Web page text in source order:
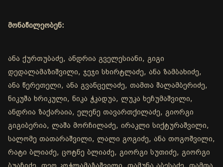
მონაწილეობენ:
ანა ქურთუბაძე, ანდრია გველესიანი, გიგი
დედალამაზიშვილი, ჯეჯი სხირტლაძე, ანა ზამბახიძე,
ანა წერეთელი, ანა გვანცელაძე, თამთა შალამბერიძე,
ნიკუშა ხრიკული, ნიკა ჭკადუა, ლუკა ხეჩუმაშვილი,
ანდრია ზაქარაია, ელენე თავართქილაძე, გიორგი
გიგიბერია, ლაშა მორჩილაძე, ირაკლი სიქტურაშვილი,
სალომე თათარაშვილი, ლალი გოგიძე, ანა თოგოშვილი,
რატი ბლიაძე, ცოტნე ბლიაძე, გიორგი სუთიძე, გიორგი